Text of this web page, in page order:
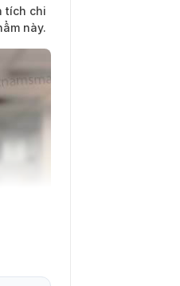
tích chi
này.